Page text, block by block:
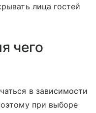
лица гостей
чего
в зависимости
при выборе